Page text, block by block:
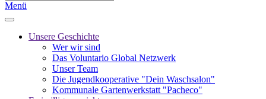
Menü
Unsere Geschichte
Wer wir sind
Das Voluntario Global Netzwerk
Unser Team
Die Jugendkooperative "Dein Waschsalon"
Kommunale Gartenwerkstatt "Pacheco"